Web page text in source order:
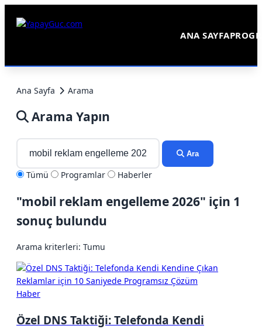
ANA SAYFA
Ana Sayfa Arama
Arama Yapın
Ara
Tümü Programlar Haberler
"mobil reklam engelleme 2026" için 1
sonuç bulundu
Arama kriterleri: Tumu
Haber
Özel DNS Taktiği: Telefonda Kendi